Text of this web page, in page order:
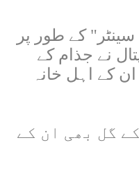
سینٹر" کے طور پر
نے جذام کے
کے اہل خانہ
گل بھی ان کے